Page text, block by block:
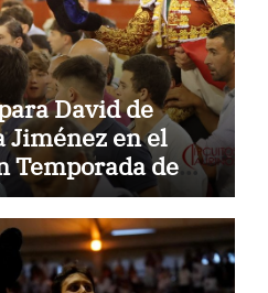
David de
Jiménez en el
Temporada de